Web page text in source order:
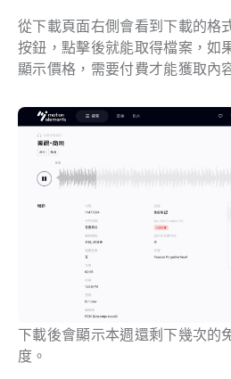
從下載頁面右側會看到下載的格
按鈕，點擊後就能取得檔案，如
顯示價格，需要付費才能獲取內
下載後會顯示本週還剩下幾次的
度。